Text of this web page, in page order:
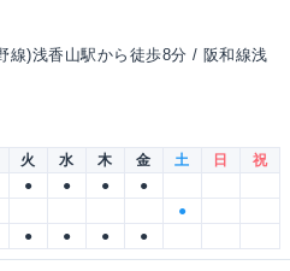
線)浅香山駅から徒歩8分 / 阪和線浅
火 水 木 金 土 日
祝
● ● ●
●
●
● ● ● ●